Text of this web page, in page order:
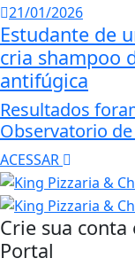
21/01/2026
Estudante de
cria shampoo
antifúgica
Resultados
Observatorio
ACESSAR
Crie sua
Portal